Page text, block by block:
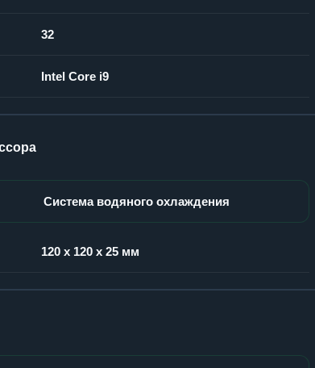
32
Intel Core i9
Система водяного охлаждения
120 x 120 x 25 мм